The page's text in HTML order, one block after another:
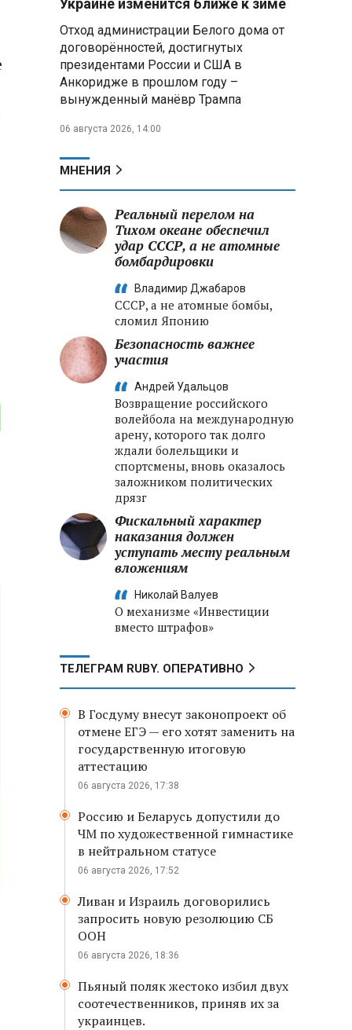
Президент Алжира готовится
к визиту в Беларусь — МИД
Алжира
300 жителей Курской области,
неизвестной
Второй энергоблок БелАЭС
вновь вышел на номинальную
мощность после диагностики
оборудования
Украине изменится ближе к зиме
Отход администрации Белого дома от
договорённостей, достигнутых
президентами России и США в
Анкоридже в прошлом году –
вынужденный манёвр Трампа
06 августа 2026, 14:00
МНЕНИЯ
Реальный перелом на
Тихом океане обеспечил
удар СССР, а не атомные
бомбардировки
Владимир Джабаров
СССР, а не атомные бомбы,
сломил Японию
Безопасность важнее
участия
Андрей Удальцов
Возвращение российского
волейбола на международную
арену, которого так долго
ждали болельщики и
спортсмены, вновь оказалось
заложником политических
дрязг
Фискальный характер
наказания должен
уступать месту реальным
вложениям
Николай Валуев
О механизме «Инвестиции
вместо штрафов»
ТЕЛЕГРАМ RUBY. ОПЕРАТИВНО
В Госдуму внесут законопроект об
отмене ЕГЭ — его хотят заменить на
государственную итоговую
аттестацию
06 августа 2026, 17:38
Россию и Беларусь допустили до
ЧМ по художественной гимнастике
в нейтральном статусе
06 августа 2026, 17:52
Ливан и Израиль договорились
запросить новую резолюцию СБ
ООН
06 августа 2026, 18:36
Пьяный поляк жестоко избил двух
соотечественников, приняв их за
украинцев.